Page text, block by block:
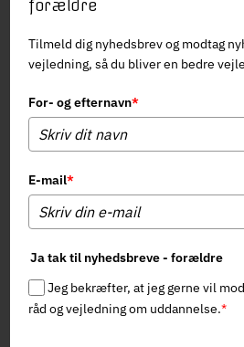
forældre
Tilmeld dig nyhedsbrev og modtag
vejledning, så du bliver en bedre
For- og efternavn*
E-mail*
Ja tak til nyhedsbreve - forældre
Jeg bekræfter, at jeg gerne vil
råd og vejledning om uddannelse.*